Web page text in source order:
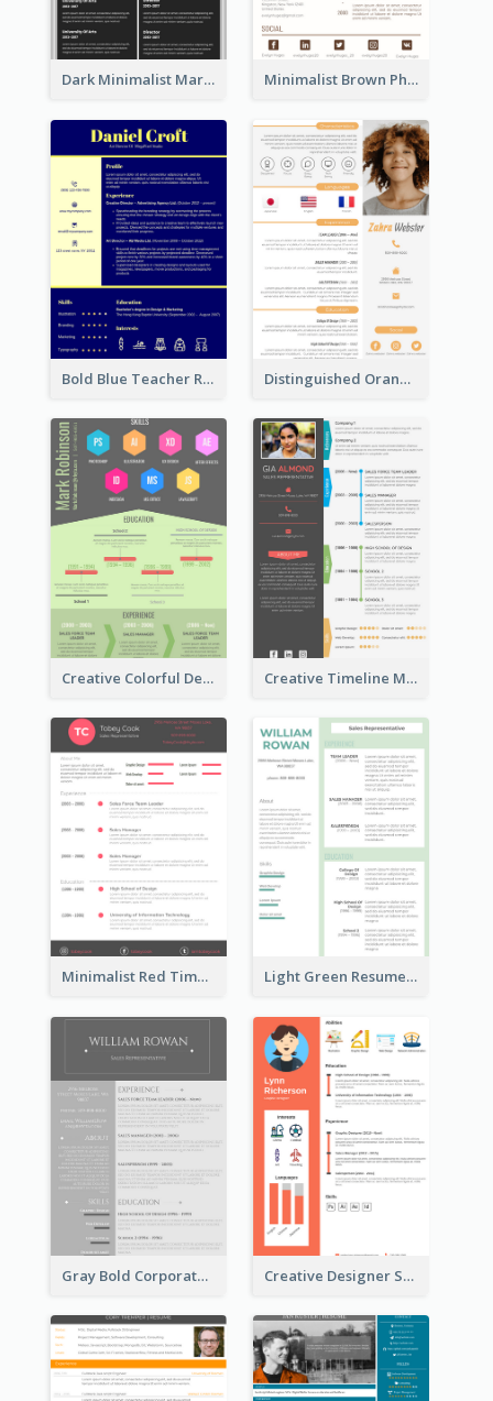
Dark Minimalist Marketing Manager Resume Minimalist Brown Photography Resume
Bold Blue Teacher Resume Distinguished Orange College Student Resume
Creative Colorful Designer Resume Creative Timeline Marketing Consultant Resume
Minimalist Red Timeline Sales Marketing Resume Light Green Resume
Gray Bold Corporate Resume Creative Designer Student Resume